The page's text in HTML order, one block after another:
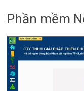
Phần mềm